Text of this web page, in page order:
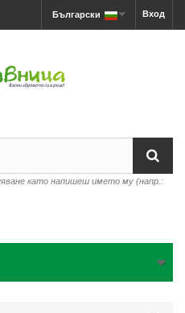
Вход
Български
като напишеш името му (напр.: